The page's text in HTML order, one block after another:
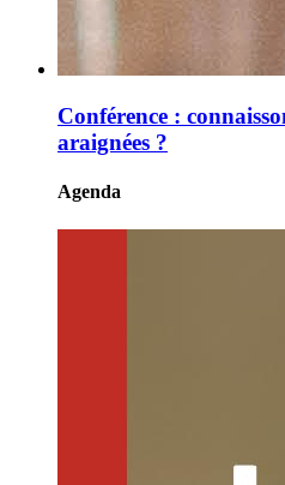
Conférence :
araignées ?
Agenda